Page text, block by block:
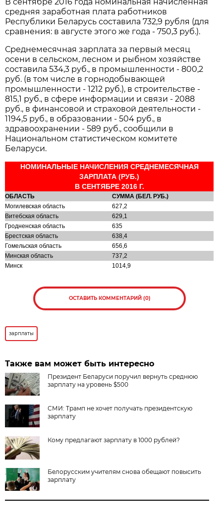
средняя заработная плата работников
Республики Беларусь составила 732,9 рубля (для
сравнения: в августе этого же года - 750,3 руб.).
Среднемесячная зарплата за первый месяц
осени в сельском, лесном и рыбном хозяйстве
составила 534,3 руб., в промышленности - 800,2
руб. (в том числе в горнодобывающей
промышленности - 1212 руб.), в строительстве -
815,1 руб., в сфере информации и связи - 2088
руб., в финансовой и страховой деятельности -
1194,5 руб., в образовании - 504 руб., в
здравоохранении - 589 руб., сообщили в
Национальном статистическом комитете
Беларуси.
НОМИНАЛЬНЫЕ НАЧИСЛЕНИЯ СРЕДНЕМЕСЯЧНАЯ
ЗАРПЛАТА (РУБ.)
В СЕНТЯБРЕ 2016 Г.
ОБЛАСТЬ
СУММА (БЕЛ. РУБ.)
Могилевская область
627,2
Витебская область
629,1
Гродненская область
635
Брестская область
638,4
Гомельская область
656,6
Минская область
737,2
Минск
1014,9
ОСТАВИТЬ КОММЕНТАРИЙ (0)
зарплаты
Также вам может быть интересно
Президент Беларуси поручил вернуть среднюю
зарплату на уровень $500
СМИ: Трамп не хочет получать президентскую
зарплату
Кому предлагают зарплату в 1000 рублей?
Белорусским учителям снова обещают повысить
зарплату